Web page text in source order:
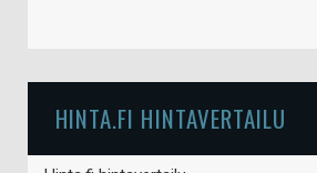
HINTA.FI HINTAVERTAILU